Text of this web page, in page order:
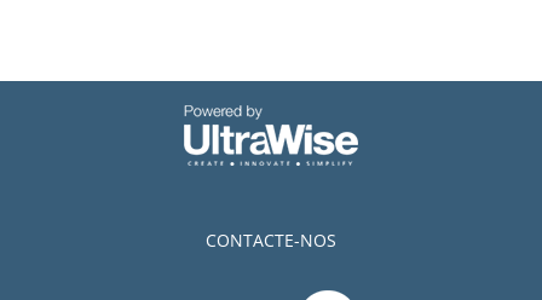
CONTACTE-NOS